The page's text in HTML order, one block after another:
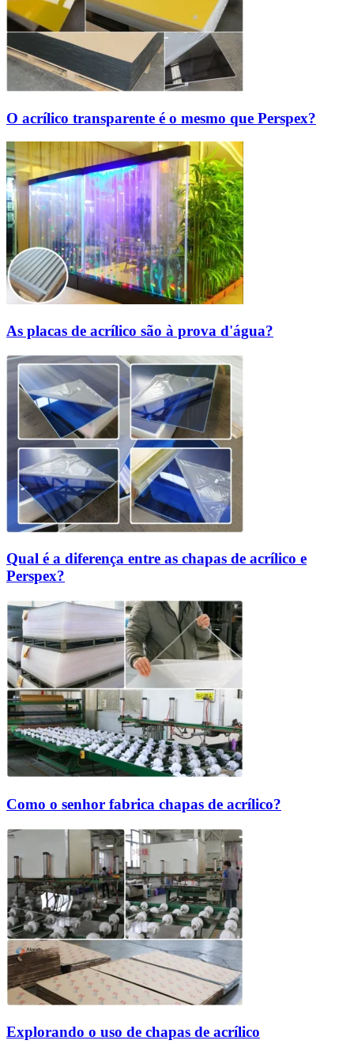
O acrílico transparente é o mesmo que Perspex?
As placas de acrílico são à prova d'água?
Qual é a diferença entre as chapas de acrílico e
Perspex?
Como o senhor fabrica chapas de acrílico?
Explorando o uso de chapas de acrílico